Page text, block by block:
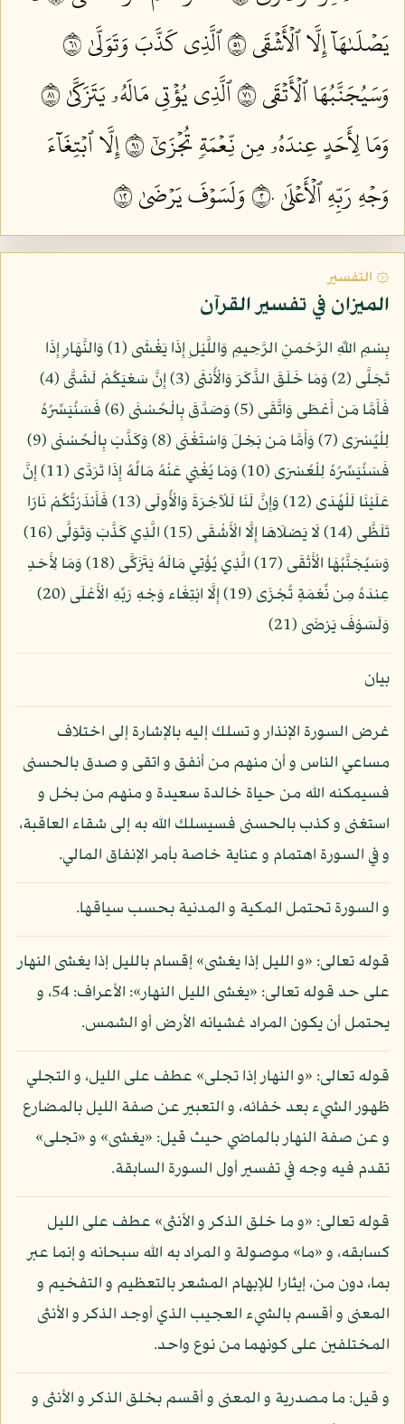
يَصۡلَىٰهَآ إِلَّا ٱلۡأَشۡقَى ١٥
ٱلَّذِي كَذَّبَ وَتَوَلَّىٰ ١٦
وَسَيُجَنَّبُهَا ٱلۡأَتۡقَى ١٧
ٱلَّذِي يُؤۡتِي مَالَهُۥ يَتَزَكَّىٰ ١٨
وَمَا لِأَحَدٍ عِندَهُۥ مِن نِّعۡمَةٖ تُجۡزَىٰٓ ١٩
إِلَّا ٱبۡتِغَآءَ
وَجۡهِ رَبِّهِ ٱلۡأَعۡلَىٰ ٢٠
وَلَسَوۡفَ يَرۡضَىٰ ٢١
۞ التفسير
الميزان في تفسير القرآن
بِسْمِ اللّهِ الرَّحْمنِ الرَّحِيمِ وَاللَّيْلِ إِذَا يَغْشَى (1) وَالنَّهَارِ إِذَا
تَجَلَّى (2) وَمَا خَلَقَ الذَّكَرَ وَالْأُنثَى (3) إِنَّ سَعْيَكُمْ لَشَتَّى (4)
فَأَمَّا مَن أَعْطَى وَاتَّقَى (5) وَصَدَّقَ بِالْحُسْنَى (6) فَسَنُيَسِّرُهُ
لِلْيُسْرَى (7) وَأَمَّا مَن بَخِلَ وَاسْتَغْنَى (8) وَكَذَّبَ بِالْحُسْنَى (9)
فَسَنُيَسِّرُهُ لِلْعُسْرَى (10) وَمَا يُغْنِي عَنْهُ مَالُهُ إِذَا تَرَدَّى (11) إِنَّ
عَلَيْنَا لَلْهُدَى (12) وَإِنَّ لَنَا لَلْآخِرَةَ وَالْأُولَى (13) فَأَنذَرْتُكُمْ نَارًا
تَلَظَّى (14) لَا يَصْلَاهَا إِلَّا الْأَشْقَى (15) الَّذِي كَذَّبَ وَتَوَلَّى (16)
وَسَيُجَنَّبُهَا الْأَتْقَى (17) الَّذِي يُؤْتِي مَالَهُ يَتَزَكَّى (18) وَمَا لِأَحَدٍ
عِندَهُ مِن نِّعْمَةٍ تُجْزَى (19) إِلَّا ابْتِغَاء وَجْهِ رَبِّهِ الْأَعْلَى (20)
وَلَسَوْفَ يَرْضَى (21)
بيان
غرض السورة الإنذار و تسلك إليه بالإشارة إلى اختلاف
مساعي الناس و أن منهم من أنفق و اتقى و صدق بالحسنى
فسيمكنه الله من حياة خالدة سعيدة و منهم من بخل و
استغنى و كذب بالحسنى فسيسلك الله به إلى شقاء العاقبة،
و في السورة اهتمام و عناية خاصة بأمر الإنفاق المالي.
و السورة تحتمل المكية و المدنية بحسب سياقها.
قوله تعالى: «و الليل إذا يغشى» إقسام بالليل إذا يغشى النهار
على حد قوله تعالى: «يغشى الليل النهار»: الأعراف: 54، و
يحتمل أن يكون المراد غشيانه الأرض أو الشمس.
قوله تعالى: «و النهار إذا تجلى» عطف على الليل، و التجلي
ظهور الشيء بعد خفائه، و التعبير عن صفة الليل بالمضارع
و عن صفة النهار بالماضي حيث قيل: «يغشى» و «تجلى»
تقدم فيه وجه في تفسير أول السورة السابقة.
قوله تعالى: «و ما خلق الذكر و الأنثى» عطف على الليل
كسابقه، و «ما» موصولة و المراد به الله سبحانه و إنما عبر
بما، دون من، إيثارا للإبهام المشعر بالتعظيم و التفخيم و
المعنى و أقسم بالشيء العجيب الذي أوجد الذكر و الأنثى
المختلفين على كونهما من نوع واحد.
و قيل: ما مصدرية و المعنى و أقسم بخلق الذكر و الأنثى و